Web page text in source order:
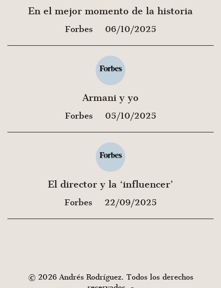
En el mejor momento de la historia
Forbes 06/10/2025
Armani y yo
Forbes 05/10/2025
El director y la ‘influencer’
Forbes 22/09/2025
© 2026 Andrés Rodríguez. Todos los derechos